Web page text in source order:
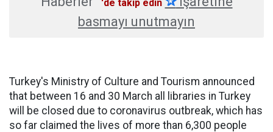
'de takip edin
basmayı unutmayın
Turkey's Ministry of Culture and Tourism announced
that between 16 and 30 March all libraries in Turkey
will be closed due to coronavirus outbreak, which has
so far claimed the lives of more than 6,300 people